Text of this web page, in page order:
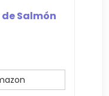
Salmón